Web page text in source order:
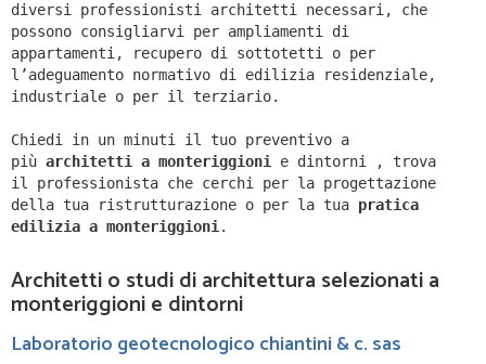
diversi professionisti architetti necessari, che
possono consigliarvi per ampliamenti di
appartamenti, recupero di sottotetti o per
l’adeguamento normativo di edilizia residenziale,
industriale o per il terziario.
Chiedi in un minuti il tuo preventivo a
più architetti a monteriggioni e dintorni ,
trova
il professionista che cerchi per la progettazione
della tua ristrutturazione o per la tua pratica
edilizia a monteriggioni.
Architetti o studi di architettura selezionati a
monteriggioni e dintorni
Laboratorio geotecnologico chiantini & c. sas